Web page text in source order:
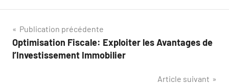
Navigation
de
Publication précédente
Optimisation Fiscale: Exploiter les Avantages de
l’Investissement Immobilier
Article suivant